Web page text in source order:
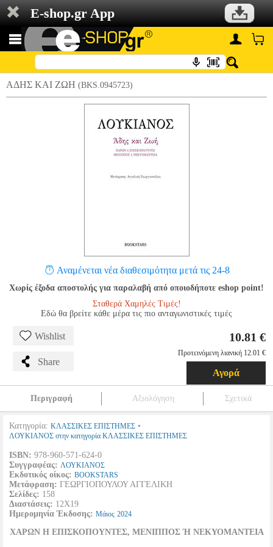
E-shop.gr App
ΑΔΗΣ ΚΑΙ ΖΩΗ (BKS.0945723)
Αναμένεται νέα διαθεσιμότητα μετά τις 24-8
Χωρίς έξοδα αποστολής για παραλαβή από οποιοδήποτε eshop point!
Σταθερά Χαμηλές Τιμές!
Εδώ θα βρείτε κάθε μέρα τις πιο ανταγωνιστικές τιμές
Wishlist
Share
10.81 €
Προτεινόμενη λιανική 12.01 €
Αγορά
Περιγραφή Αξιολόγηση Σχετικά
Κατηγορία: ΚΛΑΣΣΙΚΕΣ ΕΠΙΣΤΗΜΕΣ •
ΛΟΥΚΙΑΝΟΣ στην κατηγορία ΚΛΑΣΣΙΚΕΣ ΕΠΙΣΤΗΜΕΣ
ISBN: 978-960-571-624-0
Συγγραφέας: ΛΟΥΚΙΑΝΟΣ
Εκδοτικός οίκος: BOOKSTARS
Μετάφραση: ΓΕΩΡΓΙΟΠΟΥΛΟΥ ΑΓΓΕΛΙΚΗ
Σελίδες: 158
Διαστάσεις: 12Χ19
Ημερομηνία Έκδοσης: Μάιος 2024
ΧΑΡΩΝ Η ΕΠΙΣΚΟΠΟΥΝΤΕΣ, ΜΕΝΙΠΠΟΣ Ή ΝΕΚΥΟΜΑΝΤΕΙΑ